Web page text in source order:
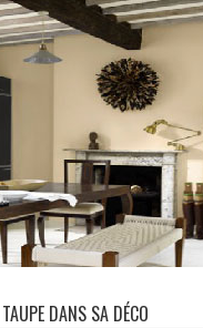
DANS SA DÉCO